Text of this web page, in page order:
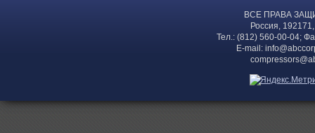
ВСЕ ПРАВА
Россия,
Тел.: (812) 560-00-04;
E-mail: